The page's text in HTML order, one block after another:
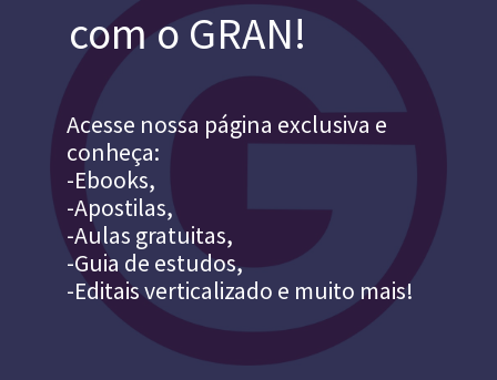
com o GRAN!
Acesse nossa página exclusiva e
conheça:
-Ebooks,
-Apostilas,
-Aulas gratuitas,
-Guia de estudos,
-Editais verticalizado e muito mais!